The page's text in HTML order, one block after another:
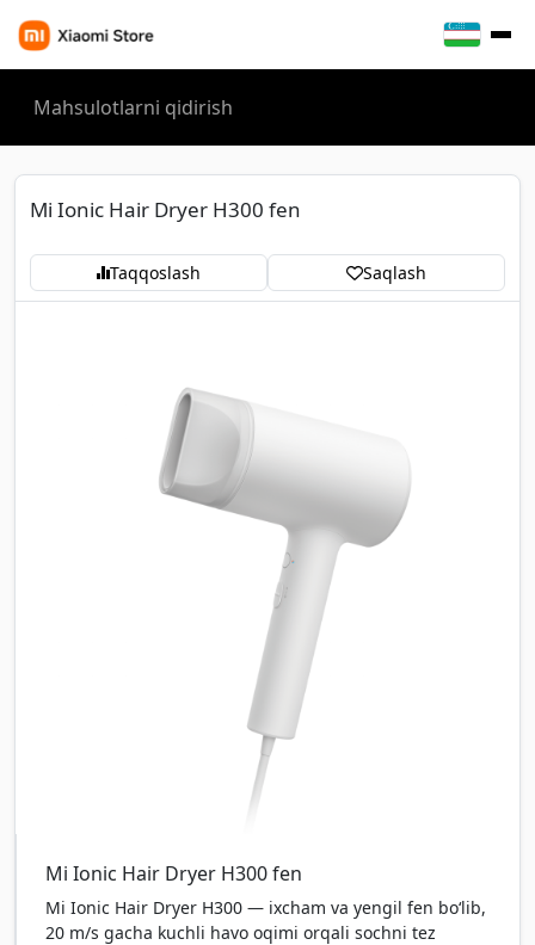
Mi Ionic Hair Dryer H300 fen
Taqqoslash Saqlash
Mi Ionic Hair Dryer H300 fen
Mi Ionic Hair Dryer H300 — ixcham va yengil fen bo‘lib,
20 m/s gacha kuchli havo oqimi orqali sochni tez